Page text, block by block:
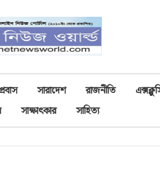
সারাদেশ রাজনীতি
সাক্ষাৎকার সাহিত্য